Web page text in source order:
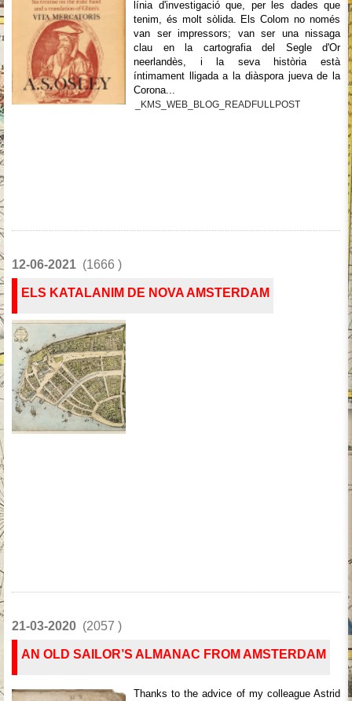
línia d'investigació que, per les dades que
tenim, és molt sòlida. Els Colom no només
van ser impressors; van ser una nissaga
clau en la cartografia del Segle d'Or
neerlandès, i la seva història està
íntimament lligada a la diàspora jueva de la
Corona...
_KMS_WEB_BLOG_READFULLPOST
12-06-2021 (1666 )
ELS KATALANIM DE NOVA AMSTERDAM
21-03-2020 (2057 )
AN OLD SAILOR’S ALMANAC FROM AMSTERDAM
Thanks to the advice of my colleague Astrid